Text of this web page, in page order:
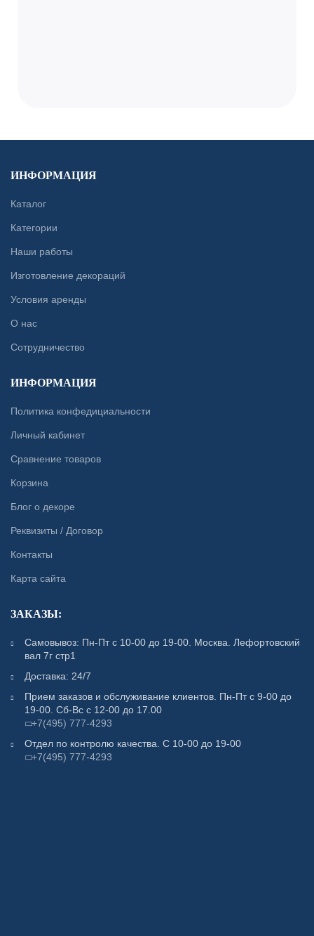
ИНФОРМАЦИЯ
Каталог
Категории
Наши работы
Изготовление декораций
Условия аренды
О нас
Сотрудничество
ИНФОРМАЦИЯ
Политика конфедициальности
Личный кабинет
Сравнение товаров
Корзина
Блог о декоре
Реквизиты / Договор
Контакты
Карта сайта
ЗАКАЗЫ:
Самовывоз: Пн-Пт с 10-00 до 19-00. Москва. Лефортовский
вал 7г стр1
Доставка: 24/7
Прием заказов и обслуживание клиентов. Пн-Пт с 9-00 до
19-00. Сб-Вс с 12-00 до 17.00
+7(495) 777-4293
Отдел по контролю качества. С 10-00 до 19-00
+7(495) 777-4293